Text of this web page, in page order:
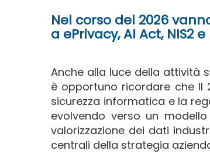
Nel corso del 2026
a ePrivacy, AI Act, NIS2 e
Anche alla luce della attività
è opportuno ricordare che Il
sicurezza informatica e la
evolvendo verso un
valorizzazione dei dati
centrali della strategia